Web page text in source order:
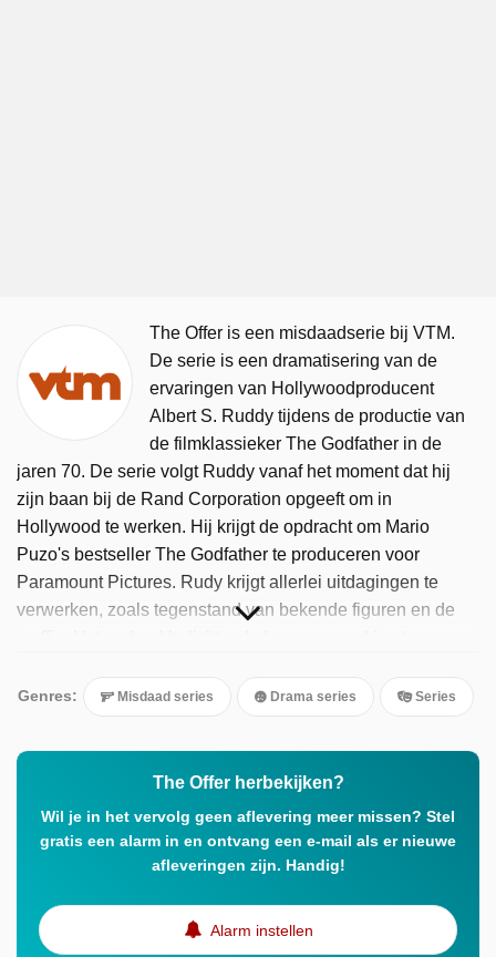
The Offer is een misdaadserie bij VTM.
De serie is een dramatisering van de
ervaringen van Hollywoodproducent
Albert S. Ruddy tijdens de productie van
de filmklassieker The Godfather in de
jaren 70. De serie volgt Ruddy vanaf het moment dat hij
zijn baan bij de Rand Corporation opgeeft om in
Hollywood te werken. Hij krijgt de opdracht om Mario
Puzo's bestseller The Godfather te produceren voor
Paramount Pictures. Rudy krijgt allerlei uitdagingen te
verwerken, zoals tegenstand van bekende figuren en de
Puzo tijdens het maken van de film.
Genres: Misdaad series Drama series Series
The Offer herbekijken?
Wil je in het vervolg geen aflevering meer missen? Stel
gratis een alarm in en ontvang een e-mail als er nieuwe
afleveringen zijn. Handig!
Alarm instellen